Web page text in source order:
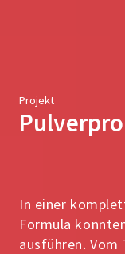
Projekt
In einer
Formula
ausführen.